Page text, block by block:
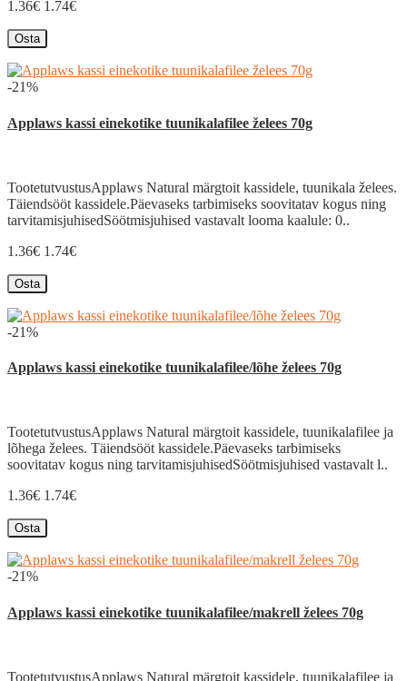
1.36€ 1.74€
Osta
-21%
Applaws kassi einekotike tuunikalafilee želees 70g
TootetutvustusApplaws Natural märgtoit kassidele, tuunikala želees.
Täiendsööt kassidele.Päevaseks tarbimiseks soovitatav kogus ning
tarvitamisjuhisedSöötmisjuhised vastavalt looma kaalule: 0..
1.36€ 1.74€
Osta
-21%
Applaws kassi einekotike tuunikalafilee/lõhe želees 70g
TootetutvustusApplaws Natural märgtoit kassidele, tuunikalafilee ja
lõhega želees. Täiendsööt kassidele.Päevaseks tarbimiseks
soovitatav kogus ning tarvitamisjuhisedSöötmisjuhised vastavalt l..
1.36€ 1.74€
Osta
-21%
Applaws kassi einekotike tuunikalafilee/makrell želees 70g
TootetutvustusApplaws Natural märgtoit kassidele, tuunikalafilee ja